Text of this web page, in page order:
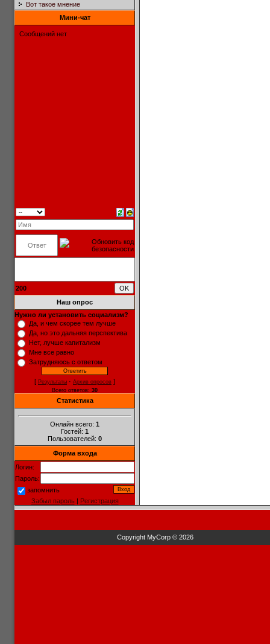
Вот такое мнение
Мини-чат
200
Наш опрос
Нужно ли установить социализм?
Да, и чем скорее тем лучше
Да, но это дальняя перспектива
Нет, лучше капитализм
Мне все равно
Затрудняюсь с ответом
[ Результаты · Архив опросов ]
Всего ответов: 30
Статистика
Онлайн всего: 1
Гостей: 1
Пользователей: 0
Форма входа
Логин:
Пароль:
запомнить
Забыл пароль| Регистрация
Copyright MyCorp © 2026